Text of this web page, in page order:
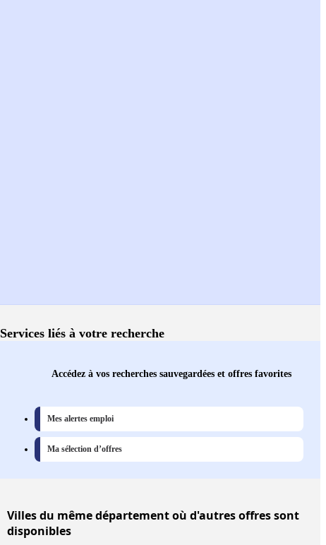
Services liés à votre recherche
Accédez à vos recherches sauvegardées et offres favorites
Mes alertes emploi
Ma sélection d’offres
Villesdu même département où d'autres offres sont
disponibles